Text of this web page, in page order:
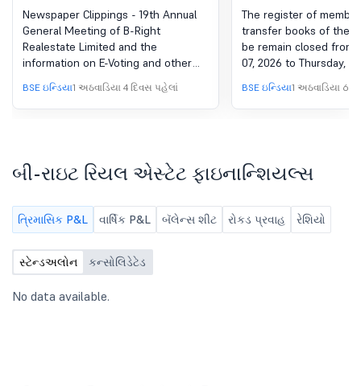
Clippings - 19Th Annual
General Meeting And
Information On E-Voting
And Other Related
Information.
Newspaper Clippings - 19th Annual
General Meeting of B-Right
Realestate Limited and the
information on E-Voting and other
related information.
BSE ઇન્ડિયા1 અઠવાડિયા 4 દિવસ પહેલાં
Book Closure
General Meeting
Company
The register of
transfer books of the
be remain closed from
07, 2026 to Thursday,
(both days inclusive)
of 19th Annual
the Company.
BSE ઇન્ડિયા1 અઠવાડિયા 6
બી-રાઇટ રિયલ એસ્ટેટ ફાઇનાન્શિયલ્સ
ત્રિમાસિક P&L વાર્ષિક P&L બૅલેન્સ શીટ રોકડ પ્રવાહ રેશિયો
સ્ટેન્ડઅલોન કન્સોલિડેટેડ
No data available.